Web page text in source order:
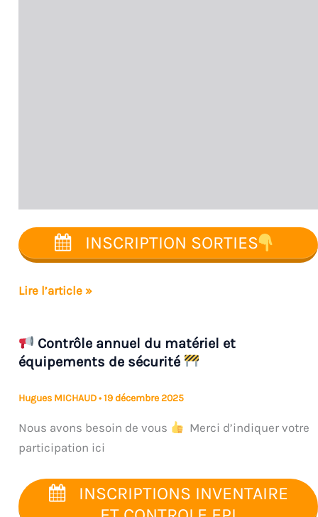
INSCRIPTION SORTIES
ALPIN
WEEK-
28
FEVRIER
01
MARS
Lire l’article »
Contrôle annuel du matériel et
équipements de sécurité
Hugues MICHAUD•19 décembre 2025
Nous avons besoin de vous
Merci d’indiquer votre
participation ici
INSCRIPTIONS INVENTAIRE